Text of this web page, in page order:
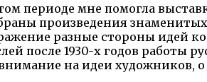
периоде мне помогла
произведения
разные стороны идей
после 1930-х годов работы
на идеи художников,